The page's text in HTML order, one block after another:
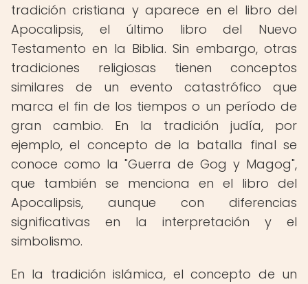
tradición cristiana y aparece en el libro del
Apocalipsis, el último libro del Nuevo
Testamento en la Biblia. Sin embargo, otras
tradiciones religiosas tienen conceptos
similares de un evento catastrófico que
marca el fin de los tiempos o un período de
gran cambio. En la tradición judía, por
ejemplo, el concepto de la batalla final se
conoce como la "Guerra de Gog y Magog",
que también se menciona en el libro del
Apocalipsis, aunque con diferencias
significativas en la interpretación y el
simbolismo.
En la tradición islámica, el concepto de un